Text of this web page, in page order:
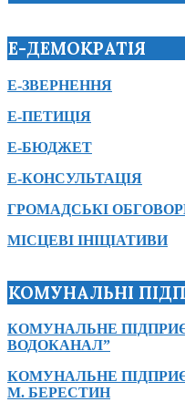
Е-ДЕМОКРАТІЯ
Е-ЗВЕРНЕННЯ
Е-ПЕТИЦІЯ
Е-БЮДЖЕТ
Е-КОНСУЛЬТАЦІЯ
ГРОМАДСЬКІ
МІСЦЕВІ ІНІЦІАТИВИ
КОМУНАЛЬНІ
КОМУНАЛЬНЕ
ВОДОКАНАЛ”
КОМУНАЛЬНЕ
М. БЕРЕСТИН